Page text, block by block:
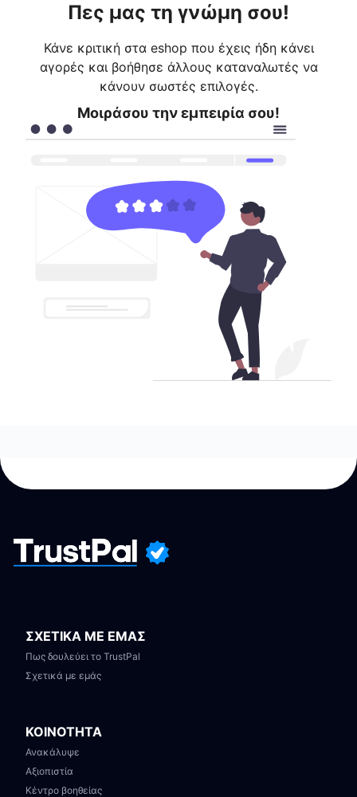
Πες μας τη γνώμη σου!
Κάνε κριτική στα eshop που έχεις ήδη κάνει
αγορές και βοήθησε άλλους καταναλωτές να
κάνουν σωστές επιλογές.
Μοιράσου την εμπειρία σου!
ΣΧΕΤΙΚΑ ΜΕ ΕΜΑΣ
Πως δουλεύει το TrustPal
Σχετικά με εμάς
ΚΟΙΝΟΤΗΤΑ
Ανακάλυψε
Αξιοπιστία
Κέντρο βοηθείας